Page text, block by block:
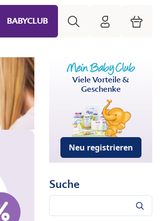
BABYCLUB HiPP Mein
Viele Vorteile &
Geschenke
Neu registrieren
Suche